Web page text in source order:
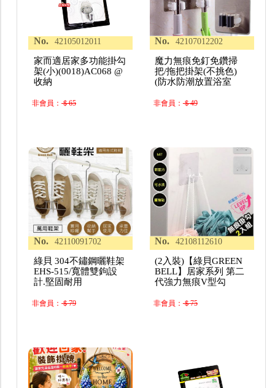
No. 42105012011
家而適居家多功能掛勾
架(小)(0018)AC068 @
收納
非會員：＄65
No. 42107012202
魔力無痕免釘免鑽掃
把/拖把掛架(不挑色)
(防水防潮放置浴室
非會員：＄49
No. 42110091702
綠貝 304不鏽鋼曬鞋架
EHS-515/寬體雙鉤設
計.堅固耐用
非會員：＄79
No. 42108112610
(2入裝)【綠貝GREEN
BELL】居家系列 第二
代強力無痕V型勾
非會員：＄75